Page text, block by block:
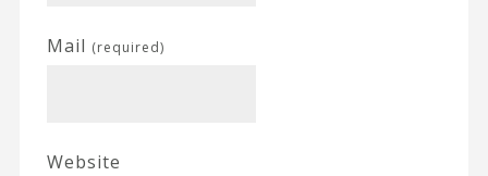
Mail (required)
Website